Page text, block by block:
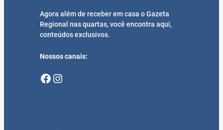
Agora além de receber em casa o Gazeta
Regional nas quartas, você encontra aqui,
conteúdos exclusivos.
Nossos canais:
Facebook Instagram